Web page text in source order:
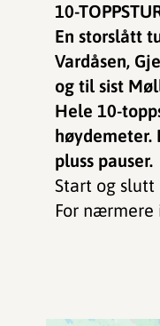
10-
En storslått
Vardåsen,
og til sist
Hele 10-
høydemeter.
pluss pauser.
Start og slutt
For nærmere